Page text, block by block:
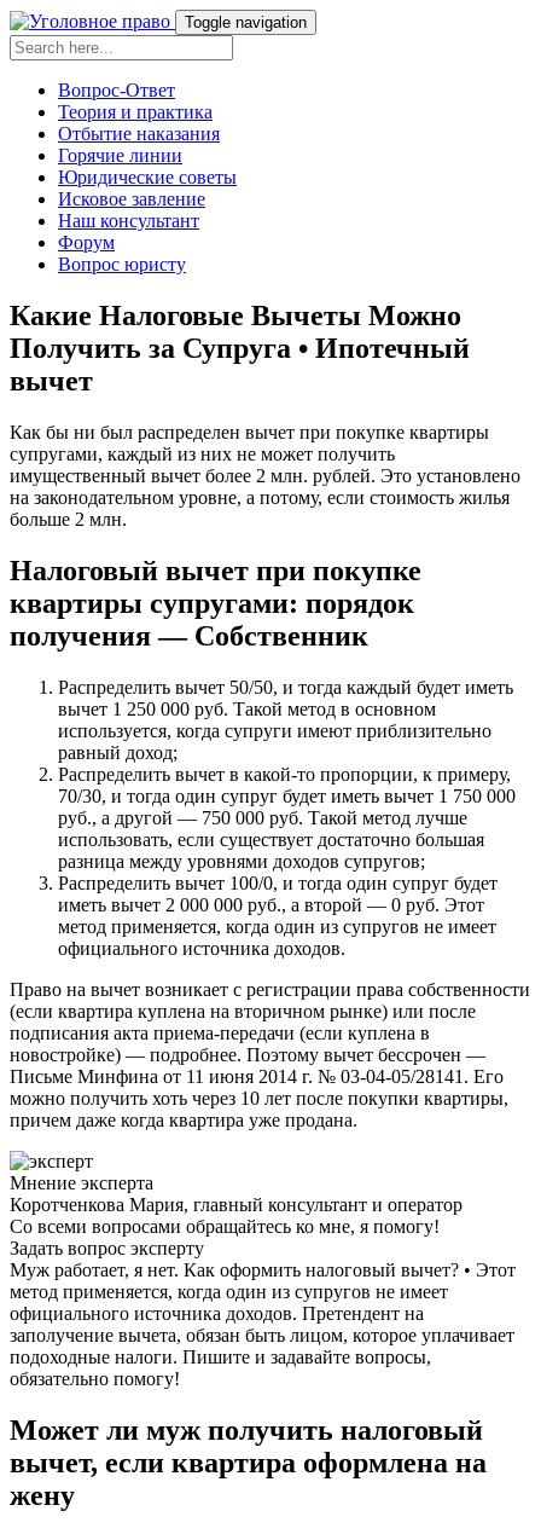
Toggle navigation
Вопрос-Ответ
Теория и практика
Отбытие наказания
Горячие линии
Юридические советы
Исковое завление
Наш консультант
Форум
Вопрос юристу
Какие Налоговые Вычеты Можно
Получить за Супруга • Ипотечный
вычет
Как бы ни был распределен вычет при покупке квартиры
супругами, каждый из них не может получить
имущественный вычет более 2 млн. рублей. Это установлено
на законодательном уровне, а потому, если стоимость жилья
больше 2 млн.
Налоговый вычет при покупке
квартиры супругами: порядок
получения — Собственник
Распределить вычет 50/50, и тогда каждый будет иметь
вычет 1 250 000 руб. Такой метод в основном
используется, когда супруги имеют приблизительно
равный доход;
Распределить вычет в какой-то пропорции, к примеру,
70/30, и тогда один супруг будет иметь вычет 1 750 000
руб., а другой — 750 000 руб. Такой метод лучше
использовать, если существует достаточно большая
разница между уровнями доходов супругов;
Распределить вычет 100/0, и тогда один супруг будет
иметь вычет 2 000 000 руб., а второй — 0 руб. Этот
метод применяется, когда один из супругов не имеет
официального источника доходов.
Право на вычет возникает с регистрации права собственности
(если квартира куплена на вторичном рынке) или после
подписания акта приема-передачи (если куплена в
новостройке) — подробнее. Поэтому вычет бессрочен —
Письме Минфина от 11 июня 2014 г. № 03-04-05/28141. Его
можно получить хоть через 10 лет после покупки квартиры,
причем даже когда квартира уже продана.
Мнение эксперта
Коротченкова Мария, главный консультант и оператор
Со всеми вопросами обращайтесь ко мне, я помогу!
Задать вопрос эксперту
Муж работает, я нет. Как оформить налоговый вычет? • Этот
метод применяется, когда один из супругов не имеет
официального источника доходов. Претендент на
заполучение вычета, обязан быть лицом, которое уплачивает
подоходные налоги. Пишите и задавайте вопросы,
обязательно помогу!
Может ли муж получить налоговый
вычет, если квартира оформлена на
жену